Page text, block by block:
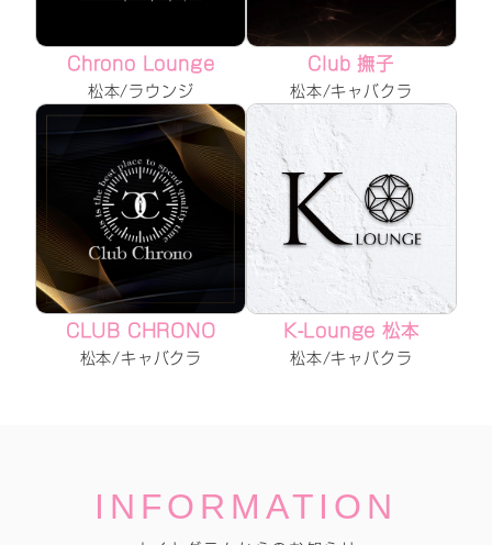
Chrono Lounge
松本/ラウンジ
Club 撫子
松本/キャバクラ
CLUB CHRONO
松本/キャバクラ
K-Lounge 松本
松本/キャバクラ
INFORMATION